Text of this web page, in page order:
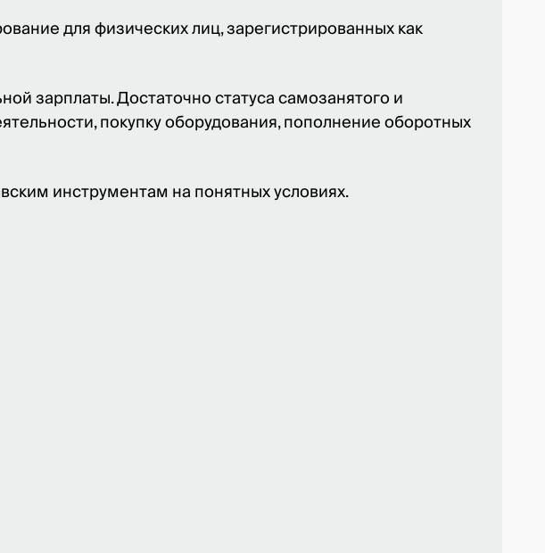
0 сум
период кредитования.
для физических лиц, зарегистрированных как
зарплаты. Достаточно статуса самозанятого и
покупку оборудования, пополнение оборотных
инструментам на понятных условиях.